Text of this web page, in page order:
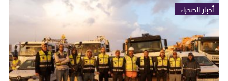
أخبار الصحراء